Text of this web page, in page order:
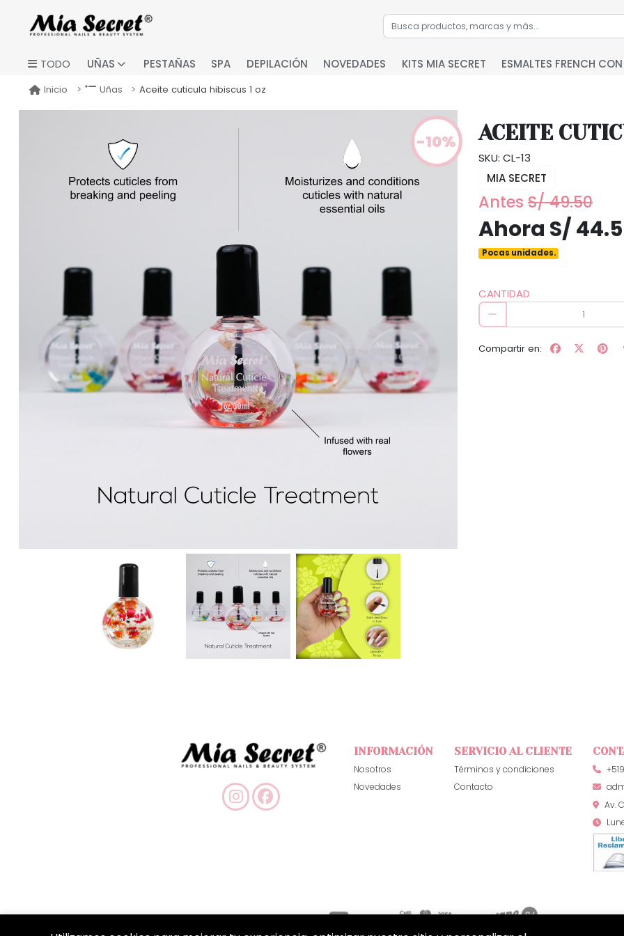
TODO UÑAS PESTAÑAS SPA DEPILACIÓN NOVEDADES KITS MIA SECRET ESMALTES FRENCH
Inicio Uñas Aceite cuticula hibiscus 1 oz
-10% ACEITE
SKU: CL-13
MIA SECRET
Antes S/ 49.50
Ahora S/
Pocas unidades.
CANTIDAD
Compartir en:
INFORMACIÓN
Nosotros
Novedades
SERVICIO AL CLIENTE
Términos y condiciones
Contacto
Av.